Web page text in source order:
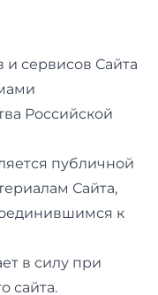
и сервисов Сайта
Российской
публичной
Сайта,
к
в силу при
сайта.